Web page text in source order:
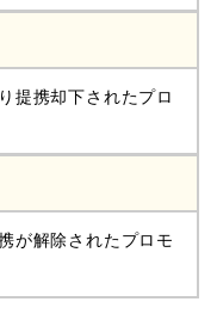
提携却下されたプロ
が解除されたプロモ